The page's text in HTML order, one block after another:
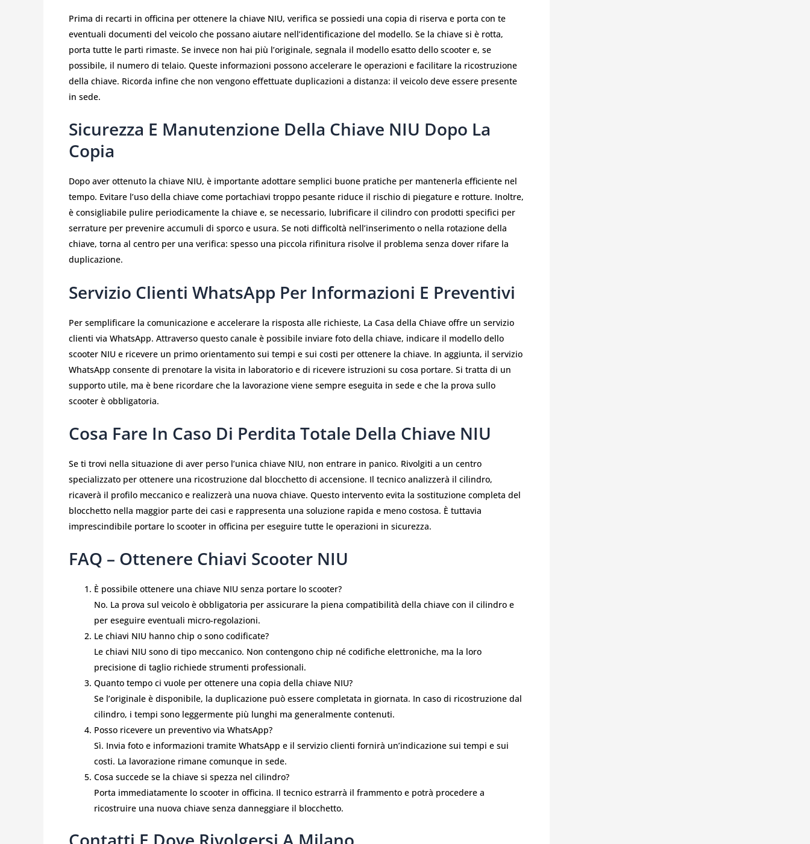
Prima di recarti in officina per ottenere la chiave NIU, verifica se possiedi una copia di riserva e porta con te
eventuali documenti del veicolo che possano aiutare nell’identificazione del modello. Se la chiave si è rotta,
porta tutte le parti rimaste. Se invece non hai più l’originale, segnala il modello esatto dello scooter e, se
possibile, il numero di telaio. Queste informazioni possono accelerare le operazioni e facilitare la ricostruzione
della chiave. Ricorda infine che non vengono effettuate duplicazioni a distanza: il veicolo deve essere presente
in sede.
Sicurezza E Manutenzione Della Chiave NIU Dopo La
Copia
Dopo aver ottenuto la chiave NIU, è importante adottare semplici buone pratiche per mantenerla efficiente nel
tempo. Evitare l’uso della chiave come portachiavi troppo pesante riduce il rischio di piegature e rotture. Inoltre,
è consigliabile pulire periodicamente la chiave e, se necessario, lubrificare il cilindro con prodotti specifici per
serrature per prevenire accumuli di sporco e usura. Se noti difficoltà nell’inserimento o nella rotazione della
chiave, torna al centro per una verifica: spesso una piccola rifinitura risolve il problema senza dover rifare la
duplicazione.
Servizio Clienti WhatsApp Per Informazioni E Preventivi
Per semplificare la comunicazione e accelerare la risposta alle richieste, La Casa della Chiave offre un servizio
clienti via WhatsApp. Attraverso questo canale è possibile inviare foto della chiave, indicare il modello dello
scooter NIU e ricevere un primo orientamento sui tempi e sui costi per ottenere la chiave. In aggiunta, il servizio
WhatsApp consente di prenotare la visita in laboratorio e di ricevere istruzioni su cosa portare. Si tratta di un
supporto utile, ma è bene ricordare che la lavorazione viene sempre eseguita in sede e che la prova sullo
scooter è obbligatoria.
Cosa Fare In Caso Di Perdita Totale Della Chiave NIU
Se ti trovi nella situazione di aver perso l’unica chiave NIU, non entrare in panico. Rivolgiti a un centro
specializzato per ottenere una ricostruzione dal blocchetto di accensione. Il tecnico analizzerà il cilindro,
ricaverà il profilo meccanico e realizzerà una nuova chiave. Questo intervento evita la sostituzione completa del
blocchetto nella maggior parte dei casi e rappresenta una soluzione rapida e meno costosa. È tuttavia
imprescindibile portare lo scooter in officina per eseguire tutte le operazioni in sicurezza.
FAQ – Ottenere Chiavi Scooter NIU
È possibile ottenere una chiave NIU senza portare lo scooter?
No. La prova sul veicolo è obbligatoria per assicurare la piena compatibilità della chiave con il cilindro e
per eseguire eventuali micro-regolazioni.
Le chiavi NIU hanno chip o sono codificate?
Le chiavi NIU sono di tipo meccanico. Non contengono chip né codifiche elettroniche, ma la loro
precisione di taglio richiede strumenti professionali.
Quanto tempo ci vuole per ottenere una copia della chiave NIU?
Se l’originale è disponibile, la duplicazione può essere completata in giornata. In caso di ricostruzione dal
cilindro, i tempi sono leggermente più lunghi ma generalmente contenuti.
Posso ricevere un preventivo via WhatsApp?
Sì. Invia foto e informazioni tramite WhatsApp e il servizio clienti fornirà un’indicazione sui tempi e sui
costi. La lavorazione rimane comunque in sede.
Cosa succede se la chiave si spezza nel cilindro?
Porta immediatamente lo scooter in officina. Il tecnico estrarrà il frammento e potrà procedere a
ricostruire una nuova chiave senza danneggiare il blocchetto.